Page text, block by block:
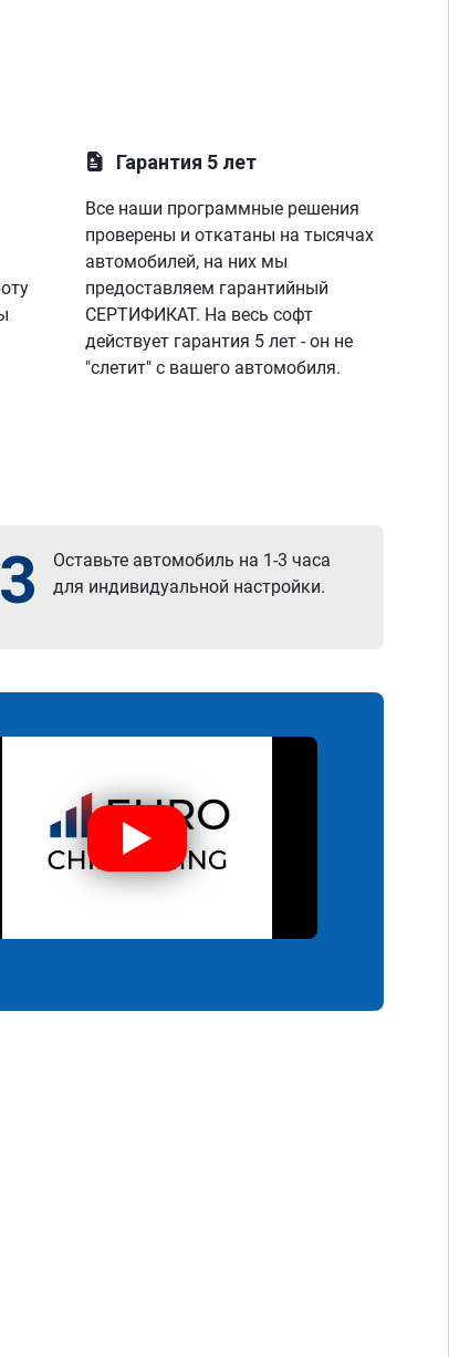
Гарантия 5 лет
Все наши программные решения
проверены и откатаны на тысячах
автомобилей, на них мы
предоставляем гарантийный
СЕРТИФИКАТ. На весь софт
действует гарантия 5 лет - он не
"слетит" с вашего автомобиля.
3
Оставьте автомобиль на 1-3 часа
для индивидуальной настройки.